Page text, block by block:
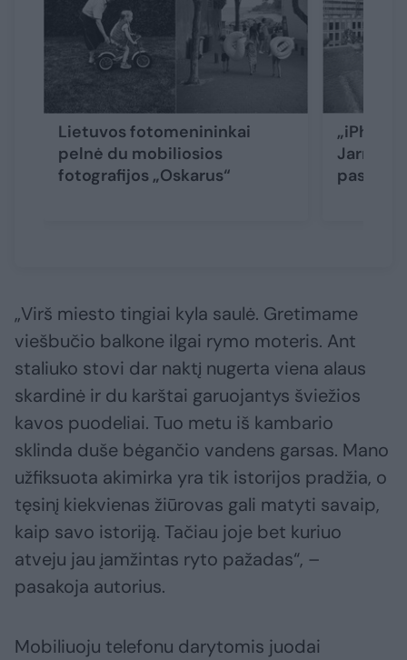
Lietuvos fotomenininkai
pelnė du mobiliosios
fotografijos „Oskarus“
„Virš miesto tingiai kyla saulė. Gretimame
viešbučio balkone ilgai rymo moteris. Ant
staliuko stovi dar naktį nugerta viena alaus
skardinė ir du karštai garuojantys šviežios
kavos puodeliai. Tuo metu iš kambario
sklinda duše bėgančio vandens garsas. Mano
užfiksuota akimirka yra tik istorijos pradžia, o
tęsinį kiekvienas žiūrovas gali matyti savaip,
kaip savo istoriją. Tačiau joje bet kuriuo
atveju jau įamžintas ryto pažadas“, –
pasakoja autorius.
Mobiliuoju telefonu darytomis juodai